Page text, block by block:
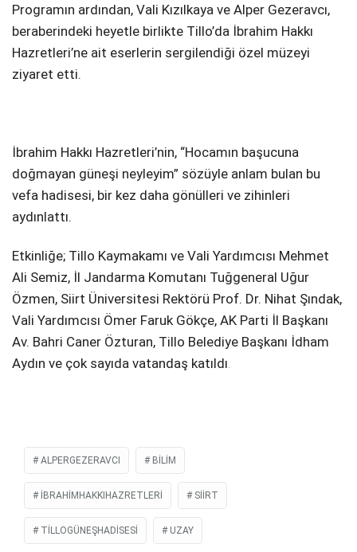
Programın ardından, Vali Kızılkaya ve Alper Gezeravcı,
beraberindeki heyetle birlikte Tillo’da İbrahim Hakkı
Hazretleri’ne ait eserlerin sergilendiği özel müzeyi
ziyaret etti.
İbrahim Hakkı Hazretleri’nin, “Hocamın başucuna
doğmayan güneşi neyleyim” sözüyle anlam bulan bu
vefa hadisesi, bir kez daha gönülleri ve zihinleri
aydınlattı.
Etkinliğe; Tillo Kaymakamı ve Vali Yardımcısı Mehmet
Ali Semiz, İl Jandarma Komutanı Tuğgeneral Uğur
Özmen, Siirt Üniversitesi Rektörü Prof. Dr. Nihat Şındak,
Vali Yardımcısı Ömer Faruk Gökçe, AK Parti İl Başkanı
Av. Bahri Caner Özturan, Tillo Belediye Başkanı İdham
Aydın ve çok sayıda vatandaş katıldı.
ALPERGEZERAVCI BILIM
İBRAHIMHAKKIHAZRETLERI SİİRT
TILLOGÜNEŞHADISESI UZAY